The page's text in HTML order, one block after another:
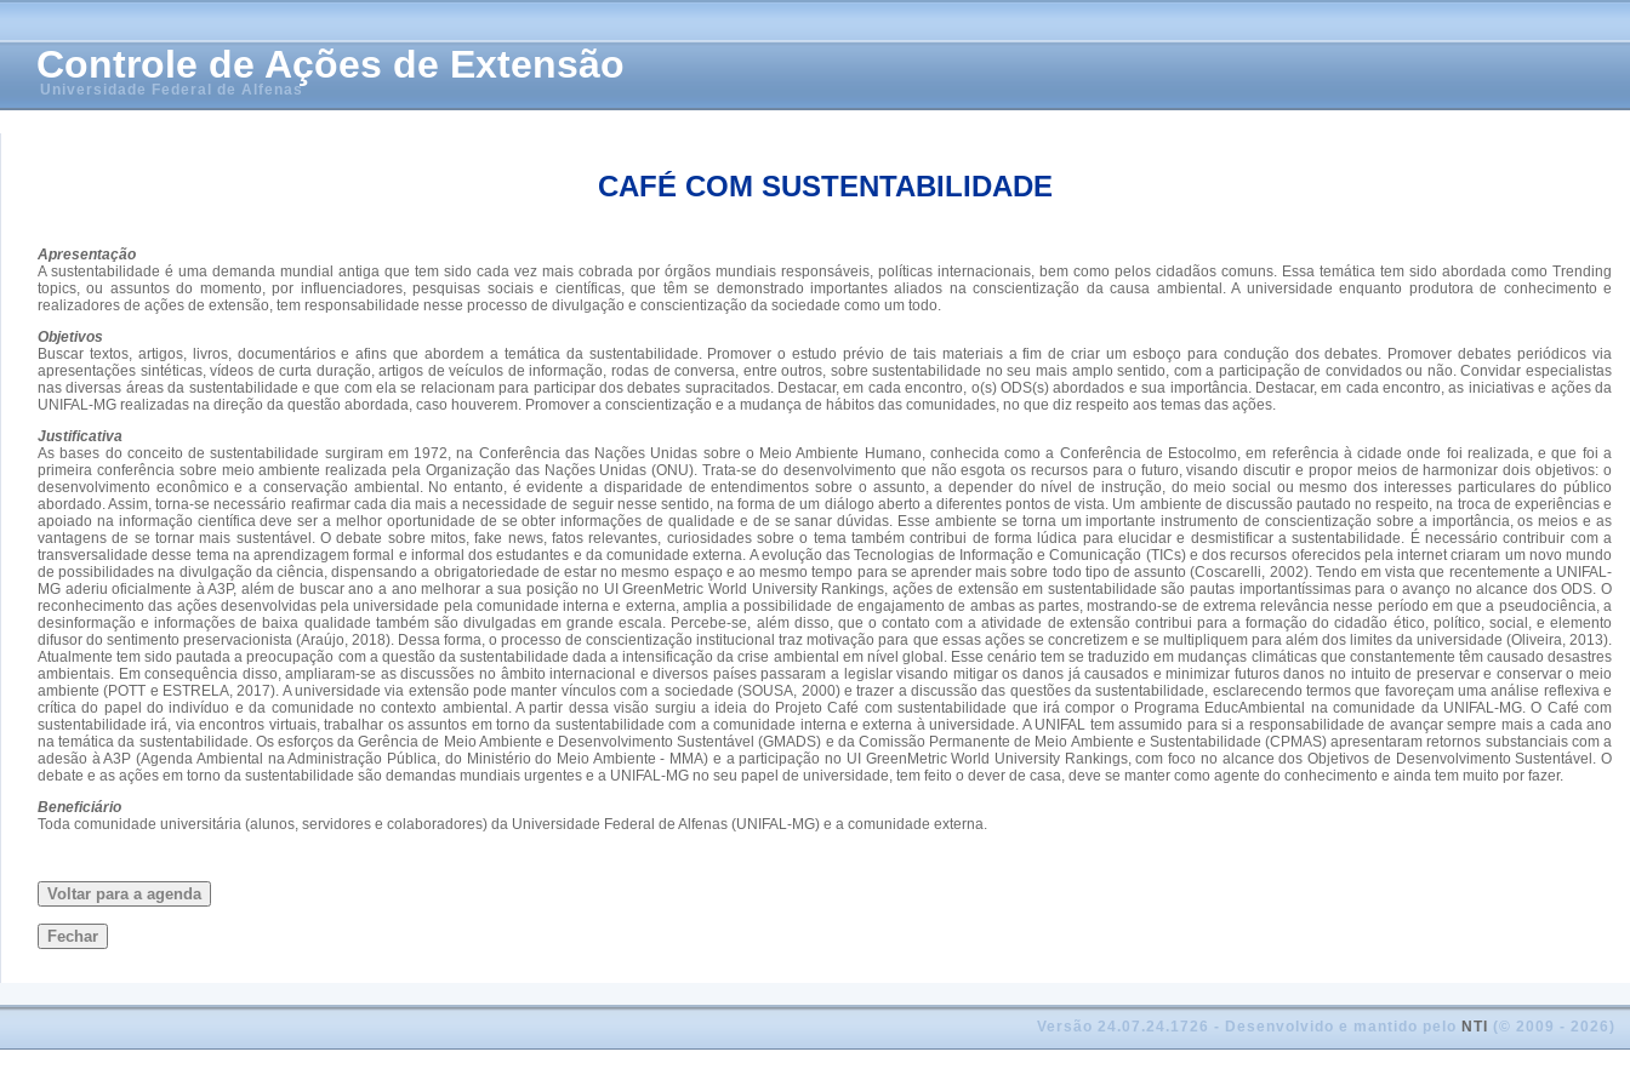
Controle de Ações de Extensão
Universidade Federal de Alfenas
CAFÉ COM SUSTENTABILIDADE
Apresentação
A sustentabilidade é uma demanda mundial antiga que tem sido cada vez mais cobrada por órgãos mundiais responsáveis, políticas internacionais, bem como pelos cidadãos comuns. Essa temática tem sido abordada como Trending
topics, ou assuntos do momento, por influenciadores, pesquisas sociais e científicas, que têm se demonstrado importantes aliados na conscientização da causa ambiental. A universidade enquanto produtora de conhecimento e
realizadores de ações de extensão, tem responsabilidade nesse processo de divulgação e conscientização da sociedade como um todo.
Objetivos
Buscar textos, artigos, livros, documentários e afins que abordem a temática da sustentabilidade. Promover o estudo prévio de tais materiais a fim de criar um esboço para condução dos debates. Promover debates periódicos via
apresentações sintéticas, vídeos de curta duração, artigos de veículos de informação, rodas de conversa, entre outros, sobre sustentabilidade no seu mais amplo sentido, com a participação de convidados ou não. Convidar especialistas
nas diversas áreas da sustentabilidade e que com ela se relacionam para participar dos debates supracitados. Destacar, em cada encontro, o(s) ODS(s) abordados e sua importância. Destacar, em cada encontro, as iniciativas e ações da
UNIFAL-MG realizadas na direção da questão abordada, caso houverem. Promover a conscientização e a mudança de hábitos das comunidades, no que diz respeito aos temas das ações.
Justificativa
As bases do conceito de sustentabilidade surgiram em 1972, na Conferência das Nações Unidas sobre o Meio Ambiente Humano, conhecida como a Conferência de Estocolmo, em referência à cidade onde foi realizada, e que foi a
primeira conferência sobre meio ambiente realizada pela Organização das Nações Unidas (ONU). Trata-se do desenvolvimento que não esgota os recursos para o futuro, visando discutir e propor meios de harmonizar dois objetivos: o
desenvolvimento econômico e a conservação ambiental. No entanto, é evidente a disparidade de entendimentos sobre o assunto, a depender do nível de instrução, do meio social ou mesmo dos interesses particulares do público
abordado. Assim, torna-se necessário reafirmar cada dia mais a necessidade de seguir nesse sentido, na forma de um diálogo aberto a diferentes pontos de vista. Um ambiente de discussão pautado no respeito, na troca de experiências e
apoiado na informação científica deve ser a melhor oportunidade de se obter informações de qualidade e de se sanar dúvidas. Esse ambiente se torna um importante instrumento de conscientização sobre a importância, os meios e as
vantagens de se tornar mais sustentável. O debate sobre mitos, fake news, fatos relevantes, curiosidades sobre o tema também contribui de forma lúdica para elucidar e desmistificar a sustentabilidade. É necessário contribuir com a
transversalidade desse tema na aprendizagem formal e informal dos estudantes e da comunidade externa. A evolução das Tecnologias de Informação e Comunicação (TICs) e dos recursos oferecidos pela internet criaram um novo mundo
de possibilidades na divulgação da ciência, dispensando a obrigatoriedade de estar no mesmo espaço e ao mesmo tempo para se aprender mais sobre todo tipo de assunto (Coscarelli, 2002). Tendo em vista que recentemente a UNIFAL-
MG aderiu oficialmente à A3P, além de buscar ano a ano melhorar a sua posição no UI GreenMetric World University Rankings, ações de extensão em sustentabilidade são pautas importantíssimas para o avanço no alcance dos ODS. O
reconhecimento das ações desenvolvidas pela universidade pela comunidade interna e externa, amplia a possibilidade de engajamento de ambas as partes, mostrando-se de extrema relevância nesse período em que a pseudociência, a
desinformação e informações de baixa qualidade também são divulgadas em grande escala. Percebe-se, além disso, que o contato com a atividade de extensão contribui para a formação do cidadão ético, político, social, e elemento
difusor do sentimento preservacionista (Araújo, 2018). Dessa forma, o processo de conscientização institucional traz motivação para que essas ações se concretizem e se multipliquem para além dos limites da universidade (Oliveira, 2013).
Atualmente tem sido pautada a preocupação com a questão da sustentabilidade dada a intensificação da crise ambiental em nível global. Esse cenário tem se traduzido em mudanças climáticas que constantemente têm causado desastres
ambientais. Em consequência disso, ampliaram-se as discussões no âmbito internacional e diversos países passaram a legislar visando mitigar os danos já causados e minimizar futuros danos no intuito de preservar e conservar o meio
ambiente (POTT e ESTRELA, 2017). A universidade via extensão pode manter vínculos com a sociedade (SOUSA, 2000) e trazer a discussão das questões da sustentabilidade, esclarecendo termos que favoreçam uma análise reflexiva e
crítica do papel do indivíduo e da comunidade no contexto ambiental. A partir dessa visão surgiu a ideia do Projeto Café com sustentabilidade que irá compor o Programa EducAmbiental na comunidade da UNIFAL-MG. O Café com
sustentabilidade irá, via encontros virtuais, trabalhar os assuntos em torno da sustentabilidade com a comunidade interna e externa à universidade. A UNIFAL tem assumido para si a responsabilidade de avançar sempre mais a cada ano
na temática da sustentabilidade. Os esforços da Gerência de Meio Ambiente e Desenvolvimento Sustentável (GMADS) e da Comissão Permanente de Meio Ambiente e Sustentabilidade (CPMAS) apresentaram retornos substanciais com a
adesão à A3P (Agenda Ambiental na Administração Pública, do Ministério do Meio Ambiente - MMA) e a participação no UI GreenMetric World University Rankings, com foco no alcance dos Objetivos de Desenvolvimento Sustentável. O
debate e as ações em torno da sustentabilidade são demandas mundiais urgentes e a UNIFAL-MG no seu papel de universidade, tem feito o dever de casa, deve se manter como agente do conhecimento e ainda tem muito por fazer.
Beneficiário
Toda comunidade universitária (alunos, servidores e colaboradores) da Universidade Federal de Alfenas (UNIFAL-MG) e a comunidade externa.
Voltar para a agenda
Fechar
Versão 24.07.24.1726 - Desenvolvido e mantido pelo NTI (© 2009 - 2026)